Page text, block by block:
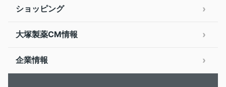
ショッピング
大塚製薬CM情報
企業情報